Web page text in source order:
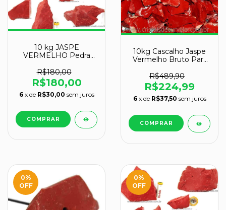
10 kg JASPE
VERMELHO Pedra
Pacote Atacado
R$180,00
R$180,00
6 x de R$30,00 sem juros
10kg Cascalho Jaspe
Vermelho Bruto Para
R$489,90
R$224,99
6 x de R$37,50 sem juros
0%
OFF
0%
OFF